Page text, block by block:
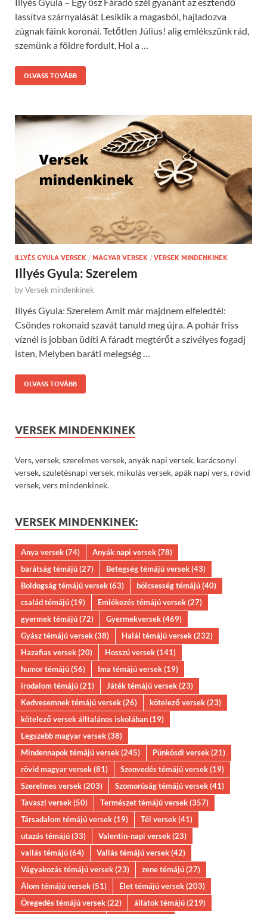
lassítva szárnyalását Lesiklik a magasból, hajladozva
zúgnak fáink koronái. Tetőtlen Július! alig emlékszünk rád,
szemünk a földre fordult, Hol a …
OLVASS TOVÁBB
ILLYÉS GYULA VERSEK / MAGYAR VERSEK / VERSEK MINDENKINEK
Illyés Gyula: Szerelem
byVersek mindenkinek
Illyés Gyula: Szerelem Amit már majdnem elfeledtél:
Csöndes rokonaid szavát tanuld meg újra. A pohár friss
víznél is jobban üdíti A fáradt megtérőt a szivélyes fogadj
isten, Melyben baráti melegség …
OLVASS TOVÁBB
VERSEK MINDENKINEK
Vers, versek, szerelmes versek, anyák napi versek, karácsonyi
versek, születésnapi versek, mikulás versek, apák napi vers, rövid
versek, vers mindenkinek.
VERSEK MINDENKINEK:
Anya versek(74) Anyák napi versek(78)
barátság témájú(27) Betegség témájú versek(43)
Boldogság témájú versek(63) bölcsesség témájú(40)
család témájú(19) Emlékezés témájú versek(27)
gyermek témájú(72) Gyermekversek(469)
Gyász témájú versek(38) Halál témájú versek(232)
Hazafias versek(20) Hosszú versek(141)
humor témájú(56) Ima témájú versek(19)
irodalom témájú(21) Játék témájú versek(23)
Kedvesemnek témájú versek(26) kötelező versek(23)
kötelező versek álltalános iskolában(19)
Legszebb magyar versek(38)
Mindennapok témájú versek(245) Pünkösdi versek(21)
rövid magyar versek(81) Szenvedés témájú versek(19)
Szerelmes versek(203) Szomorúság témájú versek(41)
Tavaszi versek(50) Természet témájú versek(357)
Társadalom témájú versek(19) Tél versek(41)
utazás témájú(33) Valentin-napi versek(23)
vallás témájú(64) Vallás témájú versek(42)
Vágyakozás témájú versek(23) zene témájú(27)
Álom témájú versek(51) Élet témájú versek(203)
Öregedés témájú versek(22) állatok témájú(219)